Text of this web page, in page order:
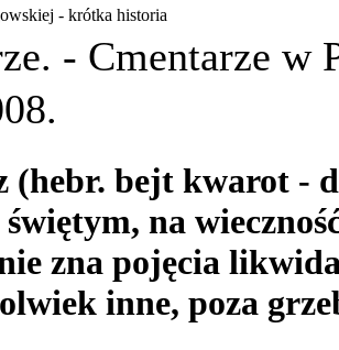
- krótka historia
- Cmentarze w
(hebr. bejt kwarot -
na
zna pojęcia
inne, poza